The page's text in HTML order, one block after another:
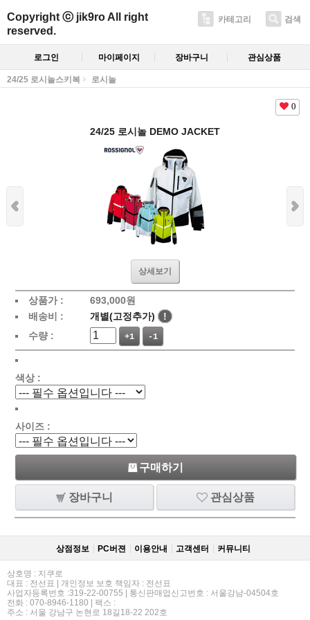
Copyright ⓒ jik9ro All right
reserved.
카테고리 검색
로그인 마이페이지 장바구니 관심상품
24/25 로시놀스키복 로시놀
0
24/25 로시놀 DEMO JACKET
상세보기
상품가 :
693,000원
배송비 :
개별(고정추가)
!
수량 :
+1 -1
색상 :
사이즈 :
구매하기
장바구니 관심상품
상점정보 PC버젼 이용안내 고객센터 커뮤니티
상호명 : 지쿠로
대표 : 전선표 | 개인정보 보호 책임자 : 전선표
사업자등록번호 :319-22-00755 | 통신판매업신고번호 : 서울강남-04504호
전화 : 070-8946-1180 | 팩스 :
주소 : 서울 강남구 논현로 18길18-22 202호